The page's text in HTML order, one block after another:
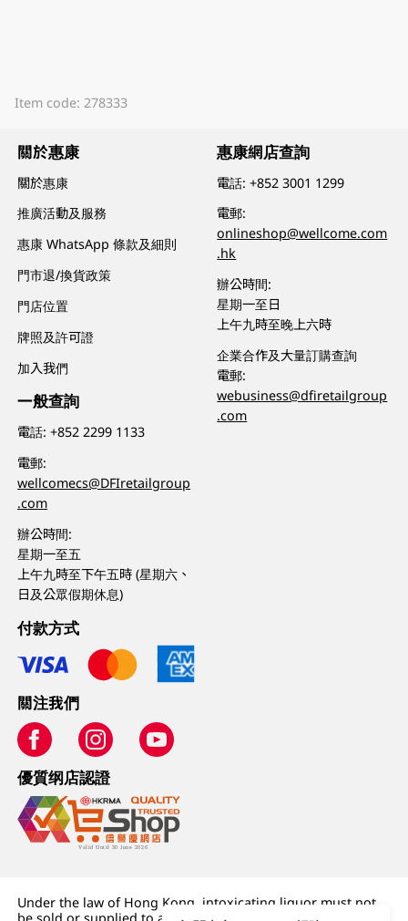
Item code: 278333
關於惠康
關於惠康
推廣活動及服務
惠康 WhatsApp 條款及細則
門市退/換貨政策
門店位置
牌照及許可證
加入我們
一般查詢
電話:+852 2299 1133
電郵:
wellcomecs@DFIretailgroup
.com
辦公時間:
星期一至五
上午九時至下午五時 (星期六、
日及公眾假期休息)
惠康網店查詢
電話:+852 3001 1299
電郵:
onlineshop@wellcome.com
.hk
辦公時間:
星期一至日
上午九時至晚上六時
企業合作及大量訂購查詢
電郵:
webusiness@dfiretailgroup
.com
付款方式
關注我們
優質纲店認證
Under the law of Hong Kong, intoxicating liquor must not